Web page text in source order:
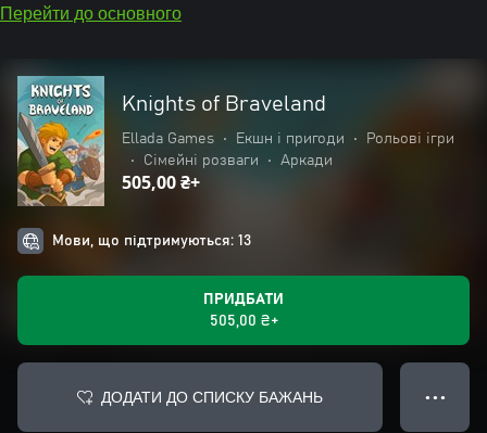
Перейти до основного
Knights of Braveland
Ellada Games • Екшн і пригоди •
Рольові ігри
•
Сімейні розваги • Аркади
505,00 ₴+
Мови, що підтримуються: 13
ПРИДБАТИ
505,00 ₴+
ДОДАТИ ДО СПИСКУ БАЖАНЬ ● ● ●